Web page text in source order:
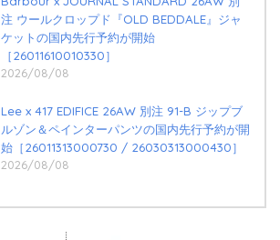
注 ウールクロップド『OLD BEDDALE』ジャ
ケットの国内先行予約が開始
［26011610010330］
2026/08/08
Lee x 417 EDIFICE 26AW 別注 91-B ジップブ
ルゾン＆ペインターパンツの国内先行予約が開
始［26011313000730 / 26030313000430］
2026/08/08